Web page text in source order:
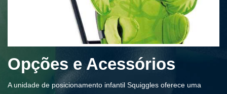
Opções e Acessórios
A unidade de posicionamento infantil Squiggles oferece uma